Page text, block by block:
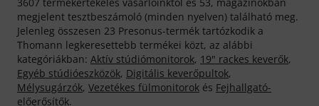
megjelent tesztbeszámoló (minden nyelven) található meg.
Jelenleg összesen 23 Presonus-termék tartózkodik a
Thomann legkeresettebb termékei közt, az alábbi
kategóriákban: Aktív stúdiómonitorok, 19" rackes keverők,
Egyéb stúdióeszközök, Digitális keverőpultok,
Mélysugárzók, Vezetékes fülmonitorok és Fejhallgató-
előerősítők.